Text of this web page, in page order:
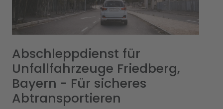
Abschleppdienst für
Unfallfahrzeuge Friedberg,
Bayern - Für sicheres
Abtransportieren